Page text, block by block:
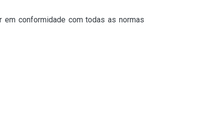
conformidade com todas as normas